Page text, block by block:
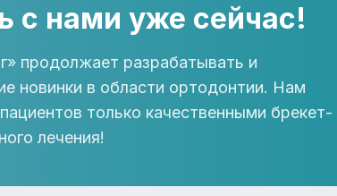
с нами уже сейчас!
продолжает разрабатывать и
новинки в области ортодонтии. Нам
только качественными брекет-
лечения!